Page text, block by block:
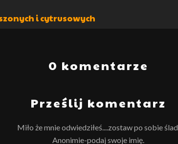
i cytrusowych
0 komentarze
Prześlij komentarz
Miło że mnie odwiedziłeś....zostaw po sobie ślad.
Anonimie-podaj swoje imię.